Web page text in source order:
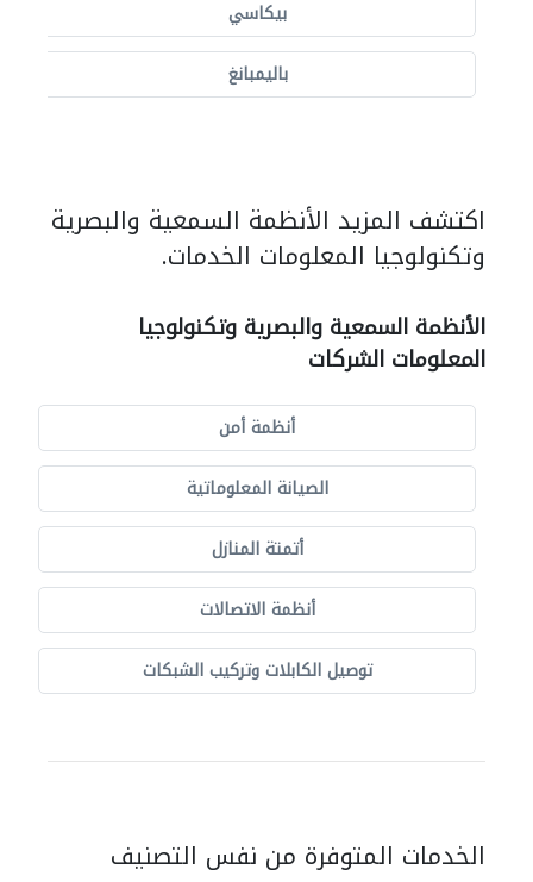
بيكاسي
باليمبانغ
اكتشف المزيد الأنظمة السمعية والبصرية
وتكنولوجيا المعلومات الخدمات.
الأنظمة السمعية والبصرية وتكنولوجيا
المعلومات الشركات
أنظمة أمن
الصيانة المعلوماتية
أتمتة المنازل
أنظمة الاتصالات
توصيل الكابلات وتركيب الشبكات
الخدمات المتوفرة من نفس التصنيف